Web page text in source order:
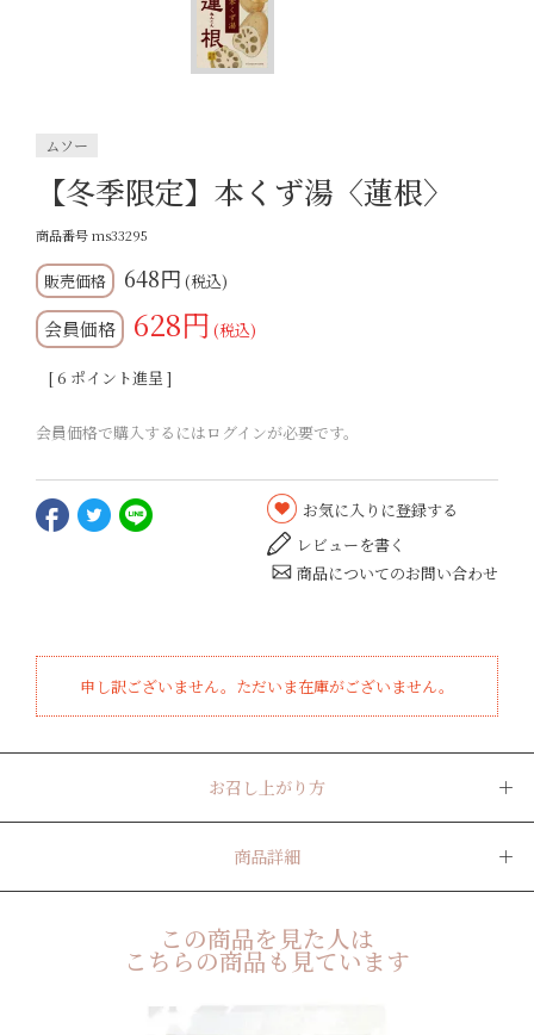
ムソー
【冬季限定】本くず湯〈蓮根〉
商品番号ms33295
648 税込
会員価格 628 税込
[6 ポイント進呈 ]
会員価格で購入するにはログインが必要です。
お気に入りに登録する
レビューを書く
商品についてのお問い合わせ
申し訳ございません。ただいま在庫がございません。
お召し上がり方
商品詳細
この商品を見た人は
こちらの商品も見ています